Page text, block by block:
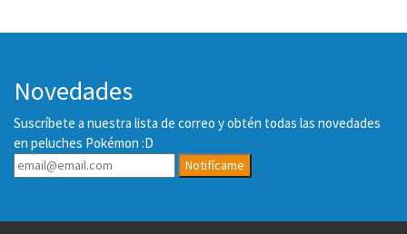
Novedades
Suscríbete a nuestra lista de correo y obtén todas las novedades
en peluches Pokémon :D
Notifícame